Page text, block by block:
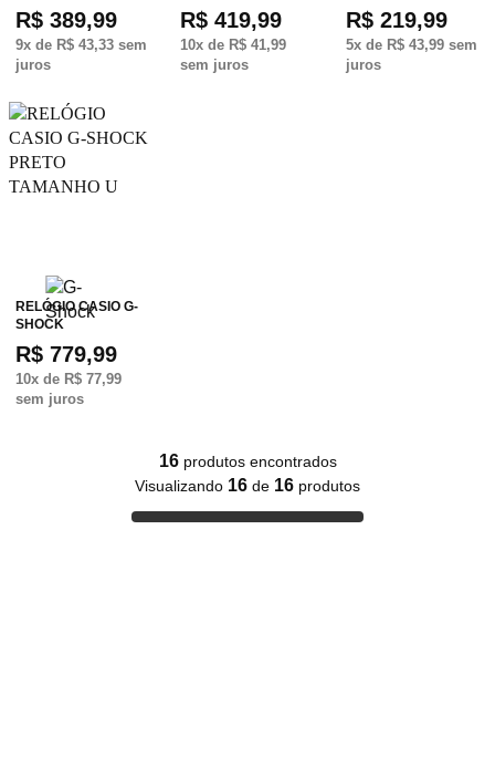
R$ 389,99
9x de R$ 43,33 sem
juros
R$ 419,99
10x de R$ 41,99
sem juros
R$ 219,99
5x de R$ 43,99sem
juros
RELÓGIO CASIO G-
SHOCK
R$ 779,99
10x de R$ 77,99
sem juros
16produtos encontrados
Visualizando 16 de 16 produtos